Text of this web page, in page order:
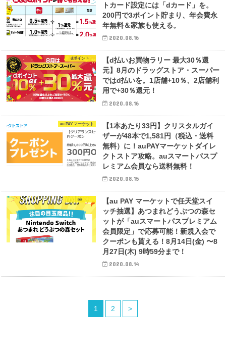
トカード設定には「dカード」を。
200円で3ポイント貯まり、年会費永
年無料＆家族も使える。
2020.08.16
dポイント
【d払いお買物ラリー 最大30％還
元】8月のドラッグストア・スーパー
ではd払いを。1店舗+10％、2店舗利
用で+30％還元！
2020.08.16
au PAY マーケット
【1本あたり33円】クリスタルガイ
ザーが48本で1,581円（税込・送料
無料）に！auPAYマーケットダイレ
クトストア攻略。auスマートパスプ
レミアム会員なら送料無料！
2020.08.15
au
【au PAY マーケットで任天堂スイ
ッチ抽選】あつまれどうぶつの森セ
ットが「auスマートパスプレミアム
会員限定」で応募可能！新規入会で
クーポンも貰える！8月14日(金) 〜8
月27日(木) 9時59分まで！
2020.08.14
1 2 >